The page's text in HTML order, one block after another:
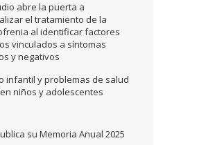
abre la puerta a
el tratamiento de la
al identificar factores
vinculados a síntomas
y negativos
infantil y problemas de salud
niños y adolescentes
su Memoria Anual 2025